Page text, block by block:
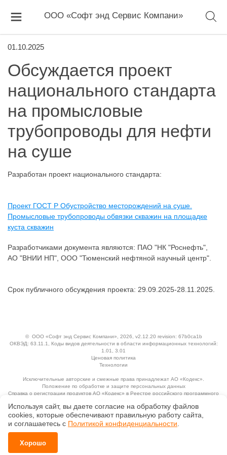
ООО «Софт энд Сервис Компани»
01.10.2025
Обсуждается проект
национального стандарта
на промысловые
трубопроводы для нефти
на суше
Разработан проект национального стандарта:
Проект ГОСТ Р Обустройство месторождений на суше.
Промысловые трубопроводы обвязки скважин на площадке
куста скважин
Разработчиками документа являются: ПАО "НК "Роснефть",
АО "ВНИИ НП", ООО "Тюменский нефтяной научный центр".
Срок публичного обсуждения проекта: 29.09.2025-28.11.2025.
© ООО «Софт энд Сервис Компани» , 2026, v2.12.20 revision: 67b0ca1b
ОКВЭД: 63.11.1, Коды видов деятельности в области информационных технологий:
1.01, 3.01
Ценовая политика
Технологии
Исключительные авторские и смежные права принадлежат АО «Кодекс».
Положение по обработке и защите персональных данных
Справка о регистрации продуктов АО «Кодекс» в Реестре российского программного
Используя сайт, вы даете согласие на обработку файлов
сооkiеs, которые обеспечивают правильную работу сайта,
и соглашаетесь с Политикой конфиденциальности
Хорошо